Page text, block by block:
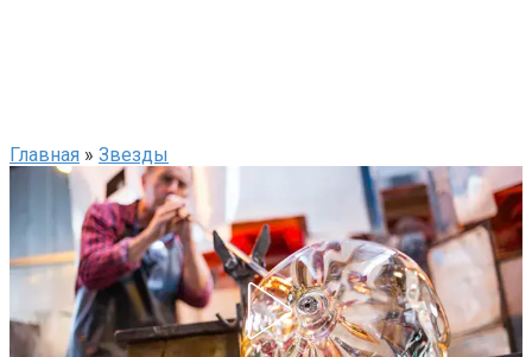
Главная » Звезды